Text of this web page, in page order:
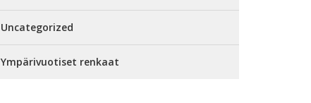
Uncategorized
Ympärivuotiset renkaat